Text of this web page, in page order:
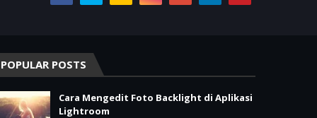
POPULAR POSTS
Cara Mengedit Foto Backlight di Aplikasi
Lightroom